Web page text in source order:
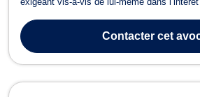
Contactercet